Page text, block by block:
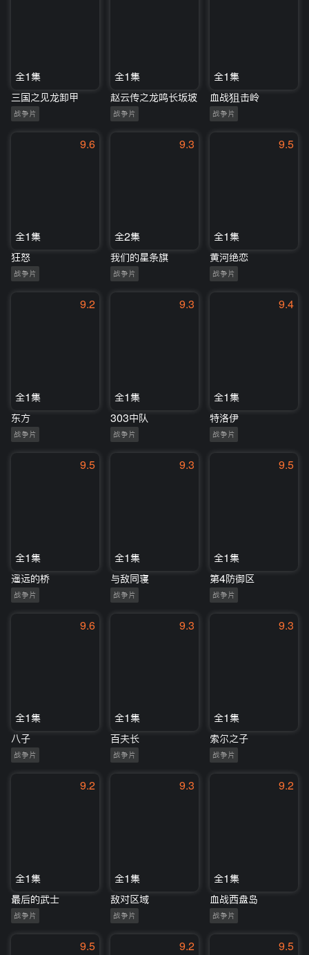
全1集
三国之见龙卸甲
战争片
全1集
赵云传之龙鸣长坂坡
战争片
全1集
血战狙击岭
战争片
9.6
全1集
狂怒
战争片
9.3
全2集
我们的星条旗
战争片
9.5
全1集
黄河绝恋
战争片
9.2
全1集
东方
战争片
9.3
全1集
303中队
战争片
9.4
全1集
特洛伊
战争片
9.5
全1集
遥远的桥
战争片
9.3
全1集
与敌同寝
战争片
9.5
全1集
第4防御区
战争片
9.6
全1集
八子
战争片
9.3
全1集
百夫长
战争片
9.3
全1集
索尔之子
战争片
9.2
全1集
最后的武士
战争片
9.3
全1集
敌对区域
战争片
9.2
全1集
血战西盘岛
战争片
9.5 9.2 9.5